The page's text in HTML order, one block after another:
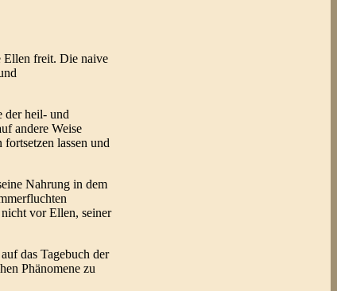
Ellen freit. Die naive
der heil- und
andere Weise
lassen und
Nahrung in dem
vor Ellen, seiner
das Tagebuch der
Phänomene zu